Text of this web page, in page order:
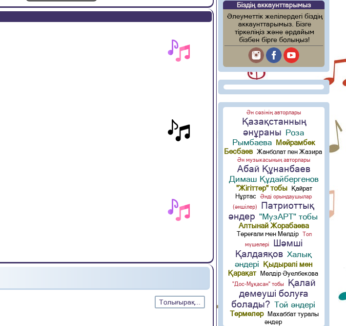
Толығырақ...
Біздің аккаунттарымыз
Әлеуметтік желілердегі біздің
аккаунттарымыз. Бізге
тіркеліңіз және әрдайым
бізбен бірге болыңыз!
Ән сөзінің авторлары
Қазақстанның
әнұраны Роза
Рымбаева Мейрамбек
Бесбаев Жанболат пен Жазира
Ән музыкасының авторлары
Абай Құнанбаев
Димаш Құдайбергенов
"Жігіттер" тобы
Қайрат
Нұртас
Әнді орындаушылар
(әншілер)
Патриоттық
әндер "МузАРТ" тобы
Алтынай Жорабаева
Төреғали мен Мөлдір
Топ
мүшелері
Шәмші
Қалдаяқов Халық
әндері Қыдырәлі мен
Қарақат
Мөлдір Әуелбекова
"Дос-Мұқасан" тобы
Қалай
демеуші болуға
болады? Той әндері
Термелер
Махаббат туралы
әндер